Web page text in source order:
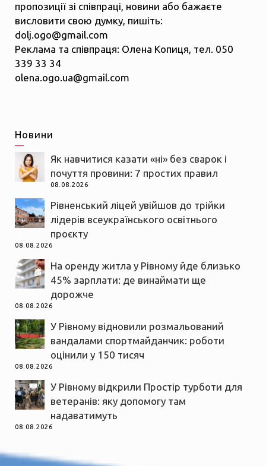
пропозиції зі співпраці, новини або бажаєте
висловити свою думку, пишіть:
dolj.ogo@gmail.com
Реклама та співпраця: Олена Копиця, тел. 050
339 33 34
olena.ogo.ua@gmail.com
Новини
Як навчитися казати «ні» без сварок і
почуття провини: 7 простих правил
08.08.2026
Рівненський ліцей увійшов до трійки
лідерів всеукраїнського освітнього
проєкту
08.08.2026
На оренду житла у Рівному йде близько
45% зарплати: де винаймати ще
дорожче
08.08.2026
У Рівному відновили розмальований
вандалами спортмайданчик: роботи
оцінили у 150 тисяч
08.08.2026
У Рівному відкрили Простір турботи для
ветеранів: яку допомогу там
надаватимуть
08.08.2026